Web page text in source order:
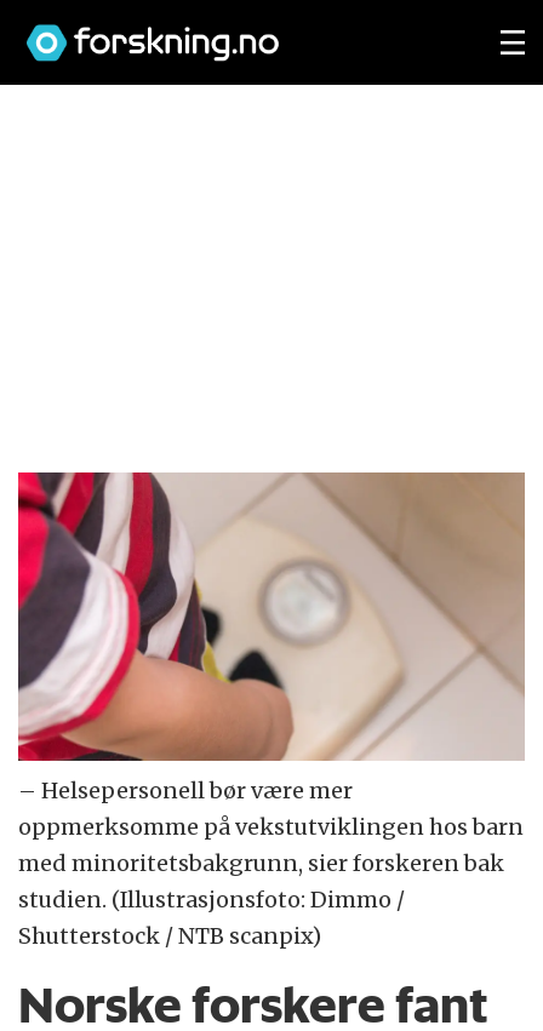
– Helsepersonell bør være mer
oppmerksomme på vekstutviklingen hos barn
med minoritetsbakgrunn, sier forskeren bak
studien. (Illustrasjonsfoto: Dimmo /
Shutterstock / NTB scanpix)
Norske forskere fant